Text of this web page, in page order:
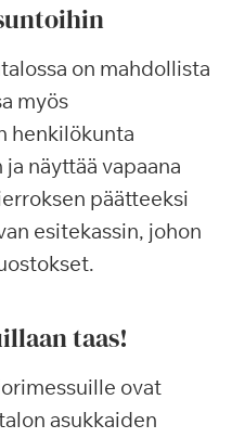
on mahdollista
myös
henkilökunta
näyttää vapaana
päätteeksi
esitekassin, johon
taas!
ovat
asukkaiden